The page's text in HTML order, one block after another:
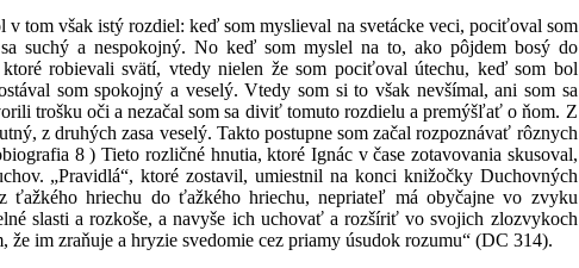
však istý rozdiel: keď som myslieval na svetácke veci, pociťoval som
suchý a nespokojný. No keď som myslel na to, ako pôjdem bosý do
robievali svätí, vtedy nielen že som pociťoval útechu, keď som bol
som spokojný a veselý. Vtedy som si to však nevšímal, ani som sa
trošku oči a nezačal som sa diviť tomuto rozdielu a premýšľať o ňom. Z
z druhých zasa veselý. Takto postupne som začal rozpoznávať rôznych
8 ) Tieto rozličné hnutia, ktoré Ignác v čase zotavovania skusoval,
„Pravidlá“, ktoré zostavil, umiestnil na konci knižočky Duchovných
hriechu do ťažkého hriechu, nepriateľ má obyčajne vo zvyku
slasti a rozkoše, a navyše ich uchovať a rozšíriť vo svojich zlozvykoch
im zraňuje a hryzie svedomie cez priamy úsudok rozumu“ (DC 314).